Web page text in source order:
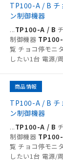
TP100-A / B チ
ン制御機器
...TP100-A / B
制御機器
覧 チョコ停モニ
したい1台 電源/
商品情報
TP100-A / B チ
ン制御機器
...TP100-A / B
制御機器
覧 チョコ停モニ
したい1台 電源/